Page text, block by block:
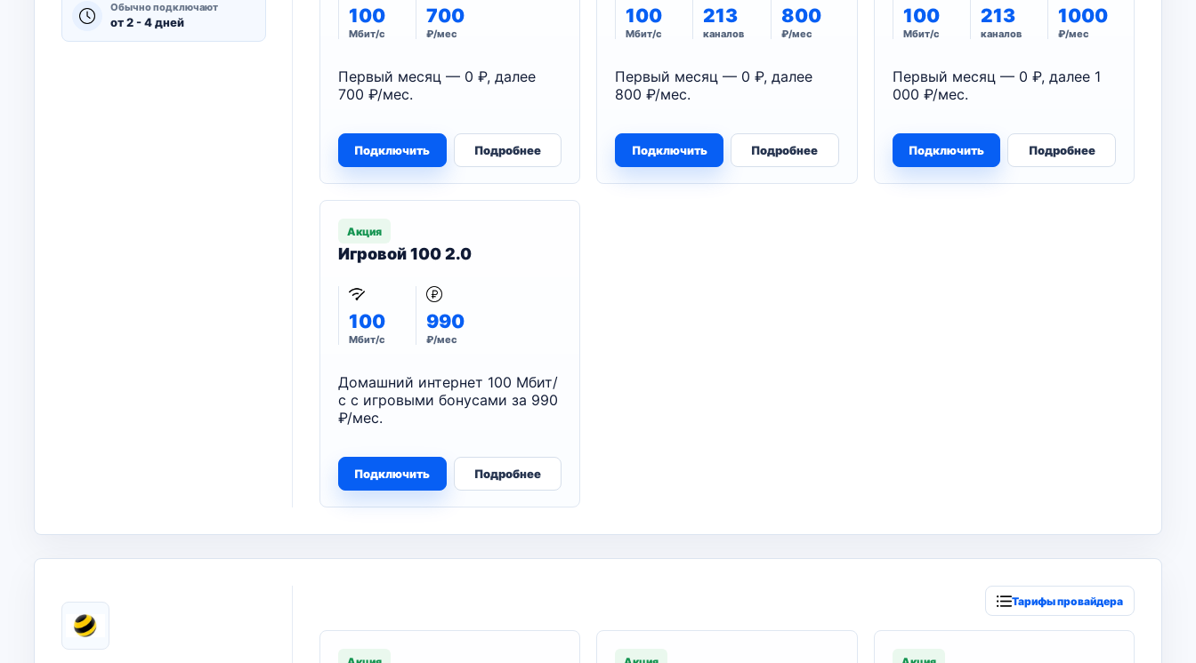
Обычно подключают
от 2 - 4 дней 100
Мбит/с
700
₽/мес
Первый месяц — 0 ₽, далее
700 ₽/мес.
Подключить Подробнее
100
Мбит/с
213
каналов
800
₽/мес
Первый месяц — 0 ₽, далее
800 ₽/мес.
Подключить Подробнее
100
Мбит/с
213
каналов
1000
₽/мес
Первый месяц — 0 ₽, далее 1
000 ₽/мес.
Подключить Подробнее
Акция
Игровой 100 2.0
100
Мбит/с
990
₽/мес
Домашний интернет 100 Мбит/
с с игровыми бонусами за 990
₽/мес.
Подключить Подробнее
Тарифы провайдера